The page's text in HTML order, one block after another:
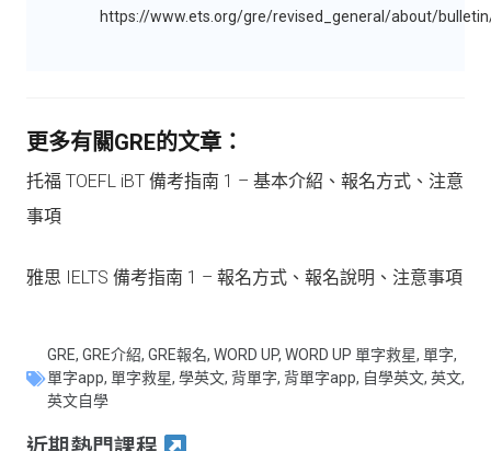
https://www.ets.org/gre/revised_general/about/
更多有關GRE的文章：
托福 TOEFL iBT 備考指南 1 – 基本介紹、報名方式、注意
事項
雅思 IELTS 備考指南 1 – 報名方式、報名說明、注意事項
GRE, GRE介紹, GRE報名, WORD UP, WORD UP 單字救星, 單字,
單字app, 單字救星, 學英文, 背單字, 背單字app, 自學英文, 英文,
英文自學